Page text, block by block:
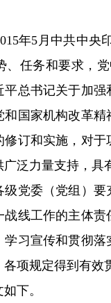
年5月中共中央
、任务和要求，
平总书记关于加
和国家机构改革
修订和实施，对
泛力量支持，具
级党委（党组）要
战线工作的主体
学习宣传和贯彻
项规定得到有效
下。